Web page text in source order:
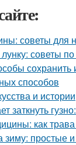
советы для
советы
способов
и истории
заткнуть
как трава
простые